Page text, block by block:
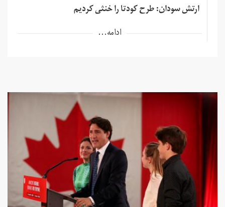
ارتش سودان: طرح کودتا را خنثی کردیم
ادامه...